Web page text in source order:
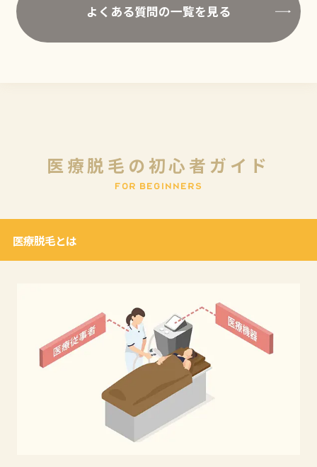
よくある質問の一覧を見る
医 療脱 毛 の 初心 者 ガ イ ド
F OR BE G I N N ER S
医療脱毛とは